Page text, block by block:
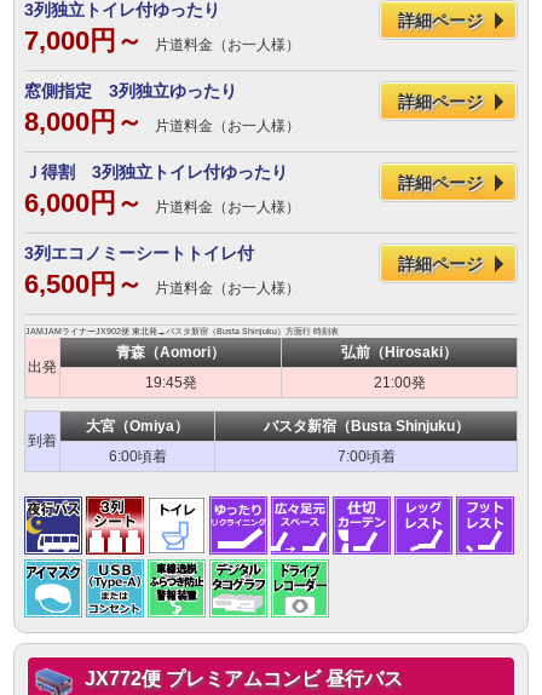
3列独立トイレ付ゆったり
7,000円～ 片道料金（お一人様）
詳細ページ
窓側指定 3列独立ゆったり
8,000円～ 片道料金（お一人様）
詳細ページ
Ｊ得割 3列独立トイレ付ゆったり
6,000円～ 片道料金（お一人様）
詳細ページ
3列エコノミーシートトイレ付
6,500円～ 片道料金（お一人様）
詳細ページ
JAMJAMライナーJX902便 東北発→バスタ新宿（Busta Shinjuku）方面行 時刻表
出発
青森（Aomori）
弘前（Hirosaki）
19:45発
21:00発
到着
大宮（Omiya）
バスタ新宿（Busta Shinjuku）
6:00頃着
7:00頃着
JX772便 プレミアムコンビ 昼行バス